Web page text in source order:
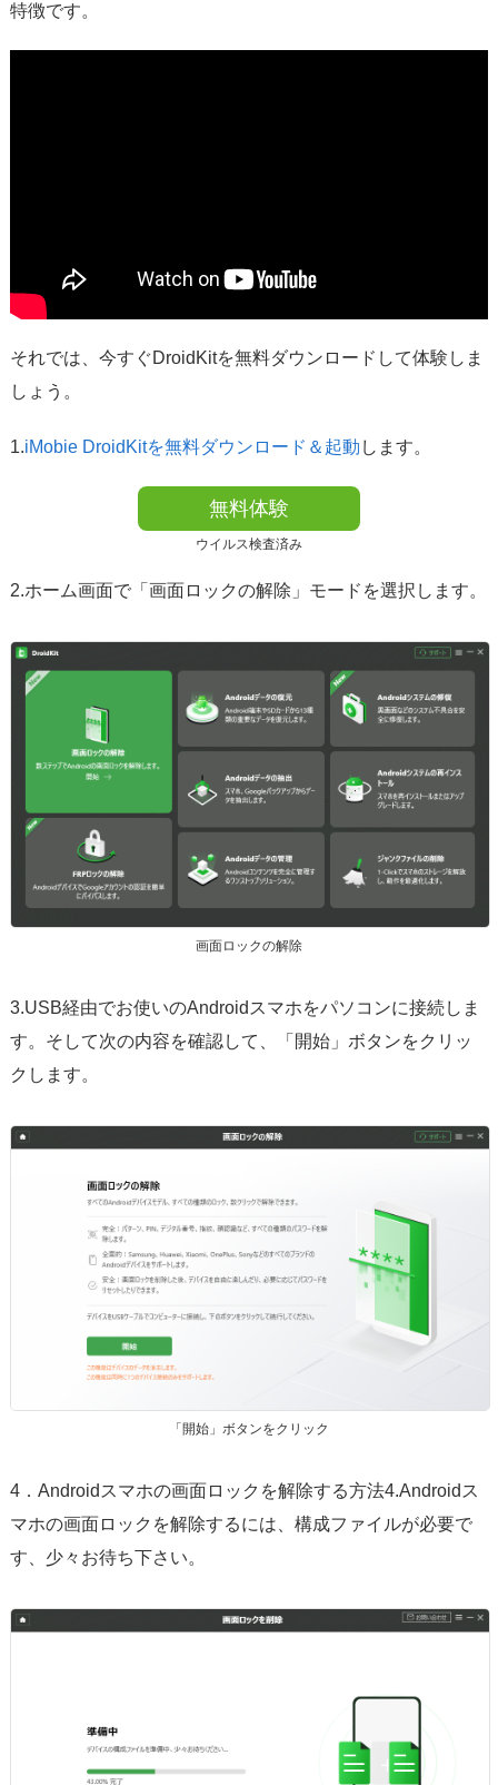
特徴です。
それでは、今すぐDroidKitを無料ダウンロードして体験しま
しょう。
1.iMobie DroidKitを無料ダウンロード＆起動 します。
無料体験
ウイルス検査済み
2.ホーム画面で「画面ロックの解除」モードを選択します。
画面ロックの解除
3.USB経由でお使いのAndroidスマホをパソコンに接続しま
す。そして次の内容を確認して、「開始」ボタンをクリッ
クします。
「開始」ボタンをクリック
4．Androidスマホの画面ロックを解除する方法4.Androidス
マホの画面ロックを解除するには、構成ファイルが必要で
す、少々お待ち下さい。